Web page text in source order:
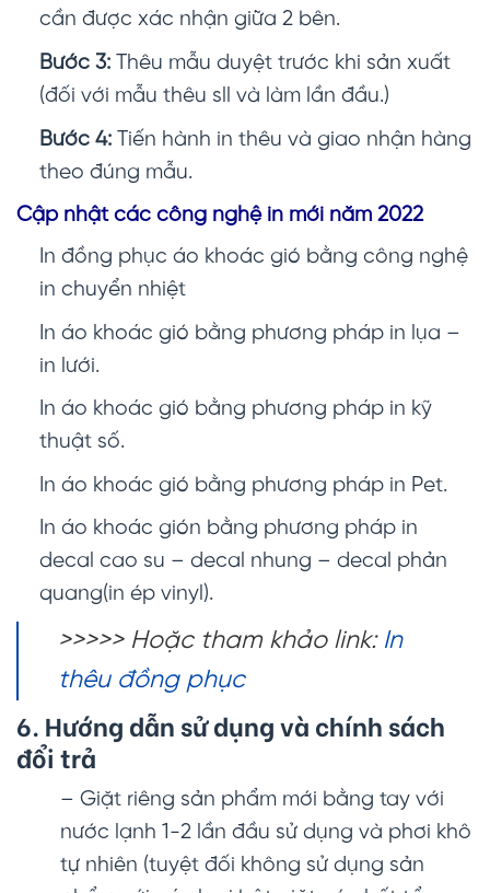
cần được xác nhận giữa 2 bên.
Bước 3:Thêu mẫu duyệt trước khi sản xuất
(đối với mẫu thêu sll và làm lần đầu.)
Bước 4:Tiến hành in thêu và giao nhận hàng
theo đúng mẫu.
Cập nhật các công nghệ in mới năm 2022
In đồng phục áo khoác gió bằng công nghệ
in chuyển nhiệt
In áo khoác gió bằng phương pháp in lụa –
in lưới.
In áo khoác gió bằng phương pháp in kỹ
thuật số.
In áo khoác gió bằng phương pháp in Pet.
In áo khoác gión bằng phương pháp in
decal cao su – decal nhung – decal phản
quang(in ép vinyl).
>>>>> Hoặc tham khảo link: In
thêu đồng phục
6. Hướng dẫn sử dụng và chính sách
đổi trả
– Giặt riêng sản phẩm mới bằng tay với
nước lạnh 1-2 lần đầu sử dụng và phơi khô
tự nhiên (tuyệt đối không sử dụng sản